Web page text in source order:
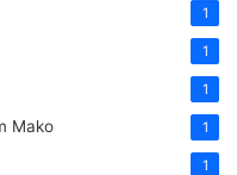
1
1
1
Mako 1
1